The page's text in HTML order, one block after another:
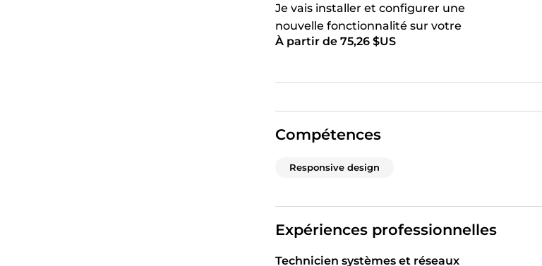
Je vais installer et configurer une
nouvelle fonctionnalité sur votre
site WordPress avec une
À partir de 75,26 $US
Compétences
Responsive design
Expériences professionnelles
Technicien systèmes et réseaux